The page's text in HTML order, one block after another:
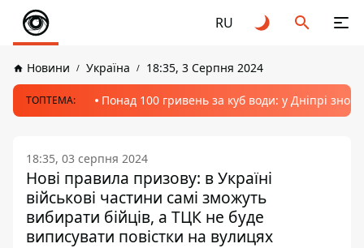
RU
Новини Україна 18:35, 3 Серпня 2024
ТОПТЕМА: Понад 100 гривень за куб води: у Дніпрі
18:35, 03 серпня 2024
Нові правила призову: в Україні
військові частини самі зможуть
вибирати бійців, а ТЦК не буде
виписувати повістки на вулицях